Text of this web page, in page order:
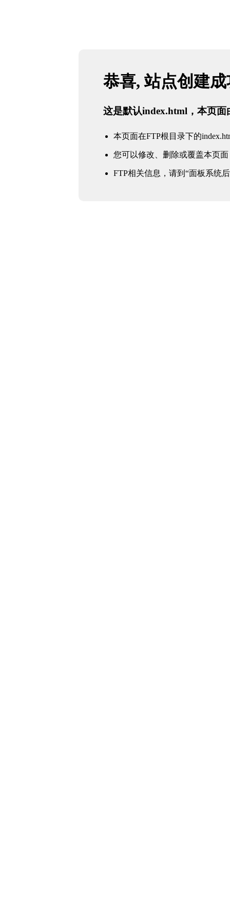
恭喜, 站点创建
这是默认index.html，本页面
本页面在FTP根目录下的
您可以修改、删除或覆盖本页面
FTP相关信息，请到“面板系统